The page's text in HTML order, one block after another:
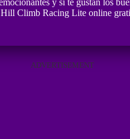
y si te gustan los
Climb Racing Lite online
ADVERTISEMENT